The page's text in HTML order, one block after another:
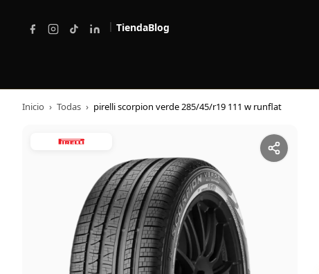
| TiendaBlog
Inicio › Todas › pirelli scorpion verde 285/45/r19 111 w runflat